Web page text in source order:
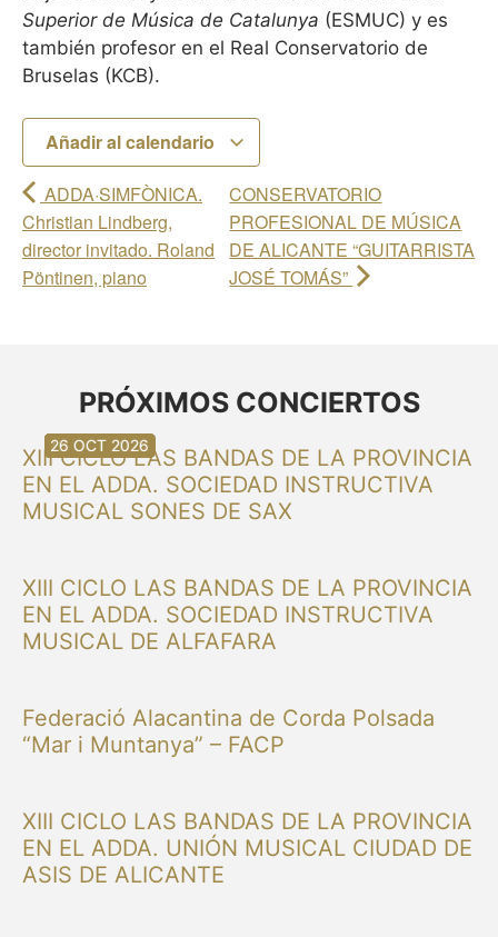
Superior de Música de Catalunya (ESMUC) y es
también profesor en el Real Conservatorio de
Bruselas (KCB).
Añadir al calendario
ADDA·SIMFÒNICA.
Christian Lindberg,
director invitado. Roland
Pöntinen, piano
CONSERVATORIO
PROFESIONAL DE MÚSICA
DE ALICANTE “GUITARRISTA
JOSÉ TOMÁS”
PRÓXIMOS CONCIERTOS
XIII CICLO LAS BANDAS DE LA PROVINCIA
EN EL ADDA. SOCIEDAD INSTRUCTIVA
MUSICAL SONES DE SAX
30 AGO 2026
XIII CICLO LAS BANDAS DE LA PROVINCIA
EN EL ADDA. SOCIEDAD INSTRUCTIVA
MUSICAL DE ALFAFARA
30 AGO 2026
Federació Alacantina de Corda Polsada
“Mar i Muntanya” – FACP
13 SEP 2026
XIII CICLO LAS BANDAS DE LA PROVINCIA
EN EL ADDA. UNIÓN MUSICAL CIUDAD DE
ASIS DE ALICANTE
20 SEP 2026
20 SEP 2026
26 SEP 2026
03 OCT 2026
16 OCT 2026
26 OCT 2026